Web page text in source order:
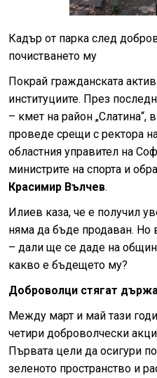
Кадър от парка след
почистването му
Покрай гражданската
институциите. През
– кмет на район „Слатина“,
проведе срещи с ректора
областния управител на
министрите на спорта и
Красимир Вълчев.
Илиев каза, че е получил
няма да бъде продаван. Но
– дали ще се даде на
какво е бъдещето му?
Доброволци стягат
Между март и май тази
четири доброволчески
Първата цели да осигури
зеленото пространство и